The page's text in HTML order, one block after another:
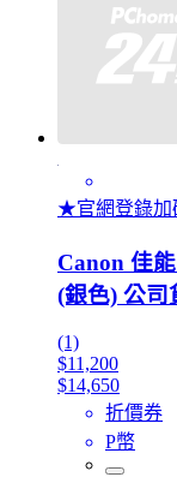
★官網登錄加
Canon 佳
(銀色) 公司
(1)
$11,200
$14,650
折價券
P幣